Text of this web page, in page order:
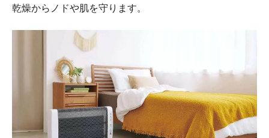
乾燥からノドや肌を守ります。